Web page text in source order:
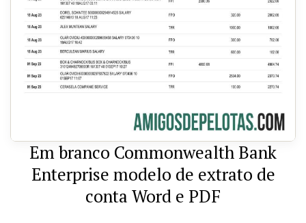
Em branco Commonwealth Bank
Enterprise modelo de extrato de
conta Word e PDF